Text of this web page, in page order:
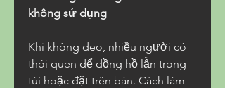
không sử dụng
Khi không đeo, nhiều người có
thói quen để đồng hồ lẫn trong
túi hoặc đặt trên bàn. Cách làm